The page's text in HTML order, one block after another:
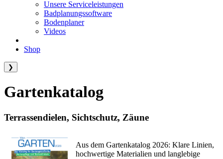
Unsere Serviceleistungen
Badplanungssoftware
Bodenplaner
Videos
Shop
❯
Gartenkatalog
Terrassendielen, Sichtschutz, Zäune
Aus dem Gartenkatalog 2026: Klare Linien,
hochwertige Materialien und langlebige